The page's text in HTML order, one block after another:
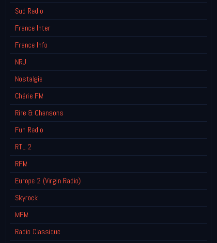
Sud Radio
France Inter
France Info
NRJ
Nostalgie
Chérie FM
Rire & Chansons
Fun Radio
RTL 2
RFM
Europe 2 (Virgin Radio)
Skyrock
MFM
Radio Classique